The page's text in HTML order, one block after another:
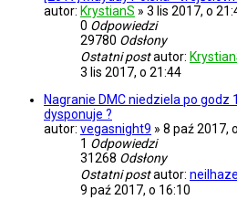
autor: KrystianS » 3 lis 2017, o
0 Odpowiedzi
29780 Odsłony
Ostatni postautor:
3 lis 2017, o 21:44
Nagranie DMC niedziela po godz
dysponuje ?
autor: vegasnight9 » 8 paź 2017,
1 Odpowiedzi
31268 Odsłony
Ostatni postautor: neilhazel
9 paź 2017, o 16:10